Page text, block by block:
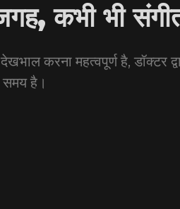
कभी भी
देखभाल करना महत्वपूर्ण है, डॉक्टर
समय है।